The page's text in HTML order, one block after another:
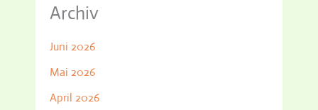
Archiv
Juni 2026
Mai 2026
April 2026